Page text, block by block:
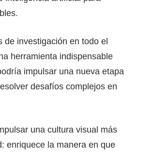
de investigación en todo el
herramienta indispensable
impulsar una nueva etapa
desafíos complejos en
una cultura visual más
enriquece la manera en que